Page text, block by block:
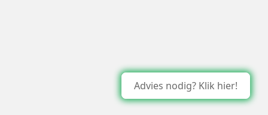
Advies nodig? Klik hier!